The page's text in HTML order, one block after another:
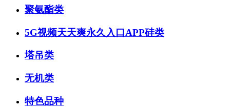
聚氨酯类
5G视频天天爽永久入口APP硅类
塔吊类
无机类
特色品种